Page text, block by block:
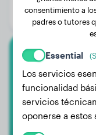
Género:
consentimiento a
padres o tutores
Essential
Los servicios
funcionalidad
servicios
oponerse a estos